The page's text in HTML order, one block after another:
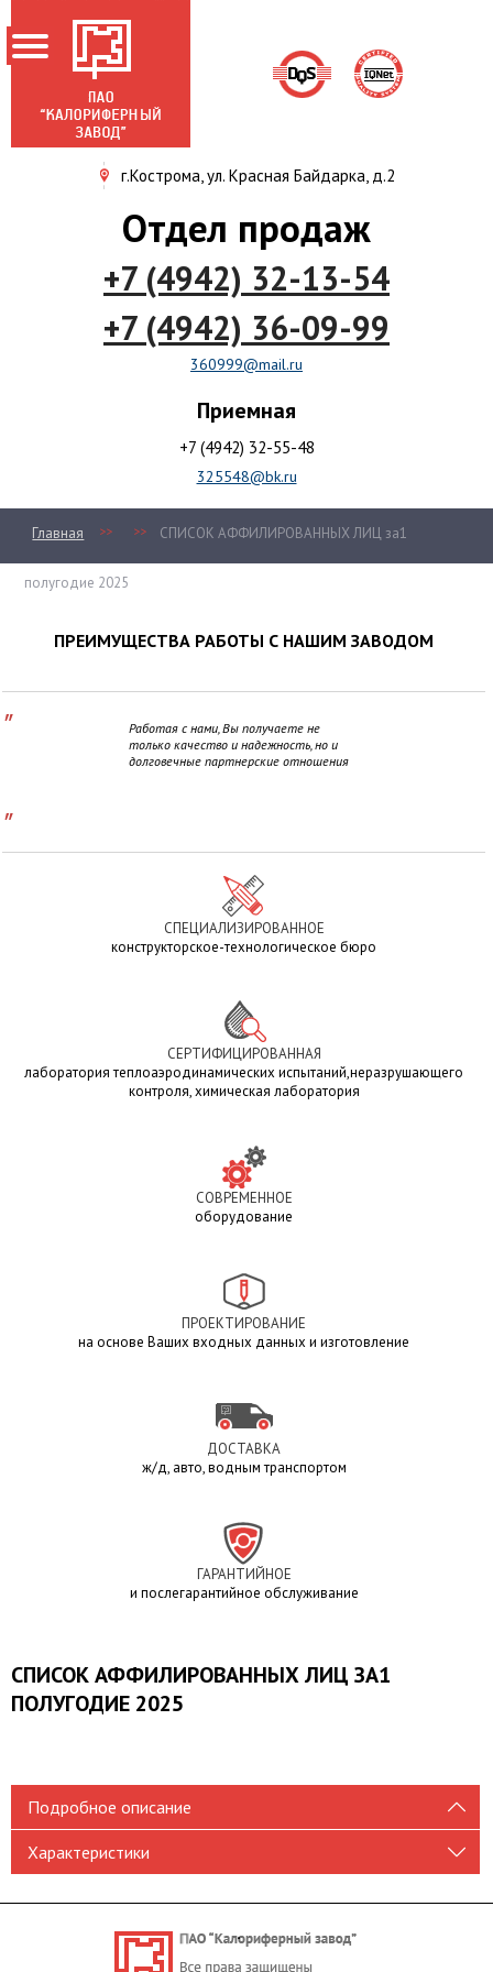
г.Кострома, ул. Красная Байдарка, д.2
Отдел продаж
+7 (4942) 32-13-54
+7 (4942) 36-09-99
360999@mail.ru
Приемная
+7 (4942) 32-55-48
325548@bk.ru
Главная >> >> СПИСОК АФФИЛИРОВАННЫХ ЛИЦ за1
полугодие 2025
ГЛАВНАЯ
О ЗАВОДЕ
НОВОСТИ
ПРОДУКЦИЯ
ПРЕИМУЩЕСТВА РАБОТЫ С НАШИМ ЗАВОДОМ
"
Работая с нами, Вы получаете не
только качество и надежность, но и
долговечные партнерские отношения
"
СПЕЦИАЛИЗИРОВАННОЕ
конструкторское-технологическое бюро
СЕРТИФИЦИРОВАННАЯ
лаборатория теплоаэродинамических испытаний,неразрушающего
контроля, химическая лаборатория
СОВРЕМЕННОЕ
оборудование
ПРОЕКТИРОВАНИЕ
на основе Ваших входных данных и изготовление
ДОСТАВКА
ж/д, авто, водным транспортом
ГАРАНТИЙНОЕ
и послегарантийное обслуживание
СПИСОК АФФИЛИРОВАННЫХ ЛИЦ ЗА1
ПОЛУГОДИЕ 2025
Подробное описание
Характеристики